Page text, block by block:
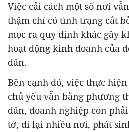
Việc cải cách một số nơi
thậm chí có tình trạng cắt
mọc ra quy định khác gây
hoạt động kinh doanh của
dân.
Bên cạnh đó, việc thực
chủ yếu vẫn bằng phương
dân, doanh nghiệp còn
tờ, đi lại nhiều nơi, phát